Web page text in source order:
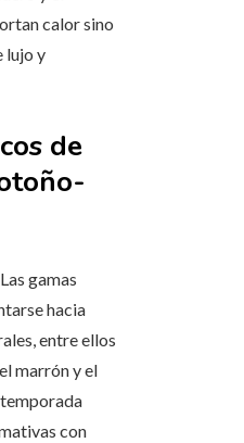
calor sino
lujo y
de
Las gamas
hacia
entre ellos
marrón y el
con